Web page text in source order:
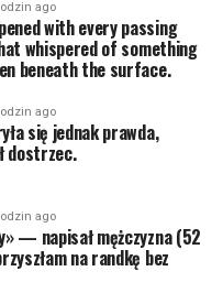
ago
with every passing
whispered of something
beneath the surface.
ago
się jednak prawda,
dostrzec.
ago
— napisał mężczyzna (52
na randkę bez